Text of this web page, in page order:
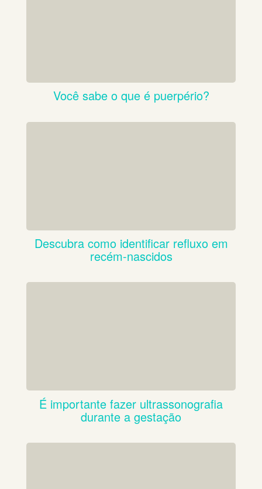
Você sabe o que é puerpério?
Descubra como identificar refluxo em
recém-nascidos
É importante fazer ultrassonografia
durante a gestação